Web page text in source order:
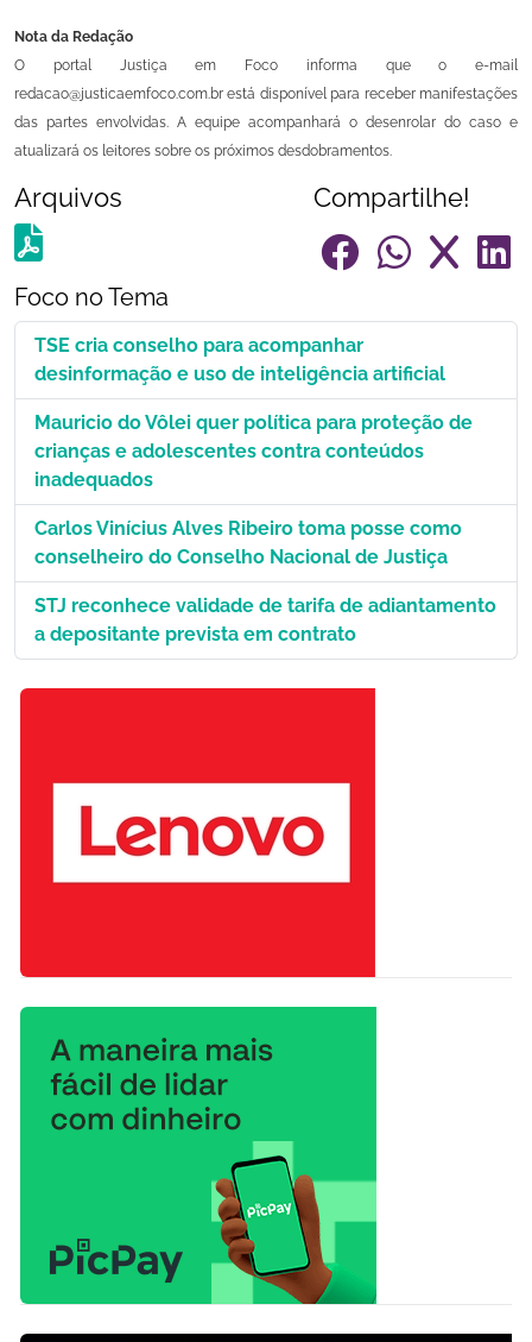
Nota da Redação
O portal Justiça em Foco informa que o e-mail
redacao@justicaemfoco.com.br está disponível para receber manifestações
das partes envolvidas. A equipe acompanhará o desenrolar do caso e
atualizará os leitores sobre os próximos desdobramentos.
Arquivos Compartilhe!
Foco no Tema
TSE cria conselho para acompanhar
desinformação e uso de inteligência artificial
Mauricio do Vôlei quer política para proteção de
crianças e adolescentes contra conteúdos
inadequados
Carlos Vinícius Alves Ribeiro toma posse como
conselheiro do Conselho Nacional de Justiça
STJ reconhece validade de tarifa de adiantamento
a depositante prevista em contrato